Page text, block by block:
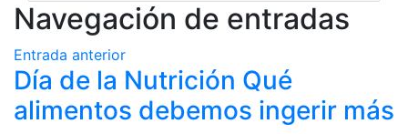
Navegación de entradas
Entrada anterior
Día de la Nutrición Qué
alimentos debemos ingerir más